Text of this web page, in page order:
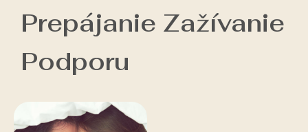
Prepájanie Zažívanie
Podporu